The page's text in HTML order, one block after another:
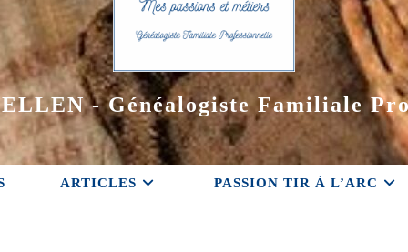
- Généalogiste Familiale
ARTICLES PASSION TIR À L’ARC